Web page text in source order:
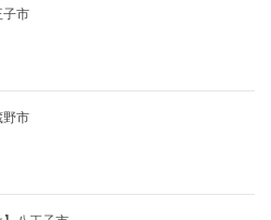
子市
野市